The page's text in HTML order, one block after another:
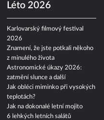
Léto 2026
Karlovarský filmový festival
2026
Znamení, že jste potkali někoho
z minulého života
Astronomické úkazy 2026:
zatmění slunce a další
Jak obléci miminko při vysokých
teplotách?
Jak na dokonalé letní mojito
6 lehkých letních salátů